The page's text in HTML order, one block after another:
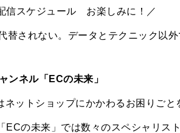
信スケジュール お楽しみに！／
替されない。データとテクニック以外
ンネル「ECの未来」
ネットショップにかかわるお困りごと
ECの未来」では数々のスペシャリス